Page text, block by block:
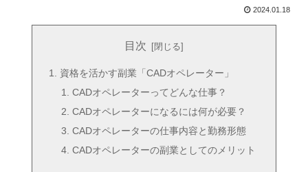
2024.01.18
目次
資格を活かす副業「CADオペレーター」
CADオペレーターってどんな仕事？
CADオペレーターになるには何が必要？
CADオペレーターの仕事内容と勤務形態
CADオペレーターの副業としてのメリット